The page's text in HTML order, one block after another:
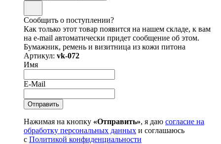
Сообщить о поступлении?
Как только этот товар появится на нашем складе, к вам
на e-mail автоматически придет сообщение об этом.
Бумажник, ремень и визитница из кожи питона
Артикул: vk-072
Имя
E-Mail
Нажимая на кнопку «Отправить», я даю согласие на
обработку персональных данных и соглашаюсь
с Политикой конфиденциальности